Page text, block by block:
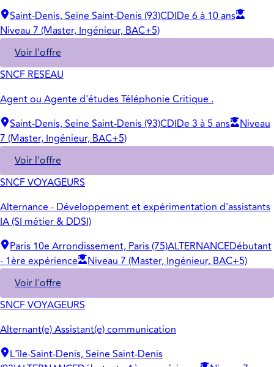
Saint-Denis, Seine Saint-Denis (93)CDIDe 6 à 10 ans
Niveau 7 (Master, Ingénieur, BAC+5)
Voir l'offre
SNCF RESEAU
Agent ou Agente d'études Téléphonie Critique .
Saint-Denis, Seine Saint-Denis (93)CDIDe 3 à 5 ans
Niveau
7 (Master, Ingénieur, BAC+5)
Voir l'offre
SNCF VOYAGEURS
Alternance - Développement et expérimentation d'assistants
IA (SI métier & DDSI)
Paris 10e Arrondissement, Paris (75)ALTERNANCEDébutant
- 1ère expérience
Niveau 7 (Master, Ingénieur, BAC+5)
Voir l'offre
SNCF VOYAGEURS
Alternant(e) Assistant(e) communication
L'île-Saint-Denis, Seine Saint-Denis